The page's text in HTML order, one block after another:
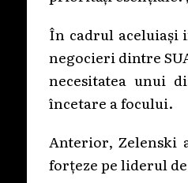
În cadrul aceluiași
negocieri dintre
necesitatea unui
încetare a focului.
Anterior, Zelenski
forțeze pe liderul